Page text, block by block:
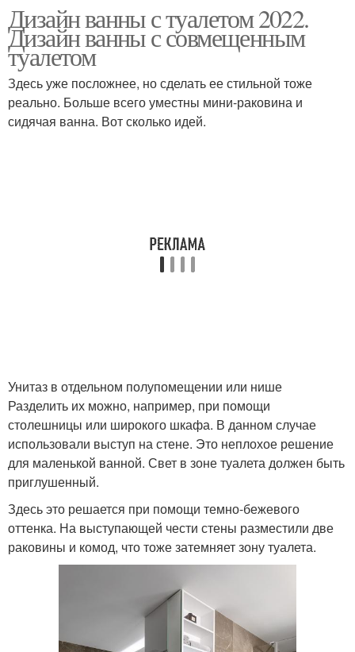
Дизайн ванны с туалетом 2022.
Дизайн ванны с совмещенным
туалетом
Здесь уже посложнее, но сделать ее стильной тоже
реально. Больше всего уместны мини-раковина и
сидячая ванна. Вот сколько идей.
Унитаз в отдельном полупомещении или нише
Разделить их можно, например, при помощи
столешницы или широкого шкафа. В данном случае
использовали выступ на стене. Это неплохое решение
для маленькой ванной. Свет в зоне туалета должен быть
приглушенный.
Здесь это решается при помощи темно-бежевого
оттенка. На выступающей чести стены разместили две
раковины и комод, что тоже затемняет зону туалета.